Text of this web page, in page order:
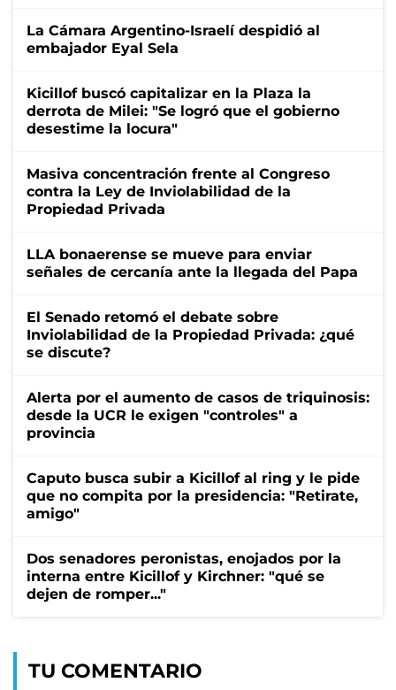
La Cámara Argentino-Israelí despidió al
embajador Eyal Sela
Kicillof buscó capitalizar en la Plaza la
derrota de Milei: "Se logró que el gobierno
desestime la locura"
Masiva concentración frente al Congreso
contra la Ley de Inviolabilidad de la
Propiedad Privada
LLA bonaerense se mueve para enviar
señales de cercanía ante la llegada del Papa
El Senado retomó el debate sobre
Inviolabilidad de la Propiedad Privada: ¿qué
se discute?
Alerta por el aumento de casos de triquinosis:
desde la UCR le exigen "controles" a
provincia
Caputo busca subir a Kicillof al ring y le pide
que no compita por la presidencia: "Retirate,
amigo"
Dos senadores peronistas, enojados por la
interna entre Kicillof y Kirchner: "qué se
dejen de romper..."
TU COMENTARIO